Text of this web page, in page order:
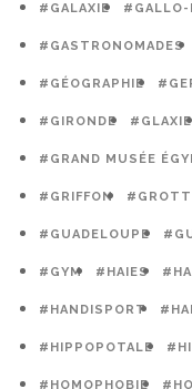
#GALAXIE #GALLO-
#GASTRONOMADES
#GÉOGRAPHIE
#GIRONDE #GLAXIE
#GRAND MUSÉE
#GRIFFON
#GUADELOUPE
#GYM #HAIES
#HANDISPORT
#HIPPOPOTALE
#HOMOPHOBIE